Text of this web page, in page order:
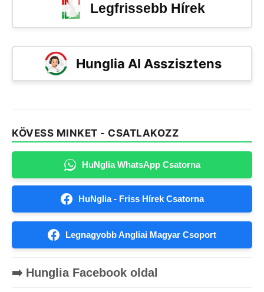
Legfrissebb Hírek
Hunglia AI Asszisztens
KÖVESS MINKET - CSATLAKOZZ
HuNglia WhatsApp Csatorna
HuNglia - Friss Hírek Csatorna
Legnagyobb Angliai Magyar Csoport
➡️ Hunglia Facebook oldal